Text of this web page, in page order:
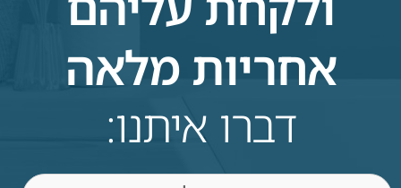
אחריות מלאה
דברו איתנו:
שם